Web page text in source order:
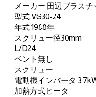
メーカー 田辺プラスチ
型式 VS30-24
年式 1988年
スクリュー径30mm
L/D24
ベント無し
スクリュー
電動機インバータ
加熱方式ヒータ